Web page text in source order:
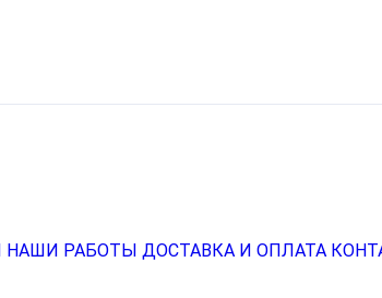
НАШИ РАБОТЫ ДОСТАВКА И ОПЛАТА